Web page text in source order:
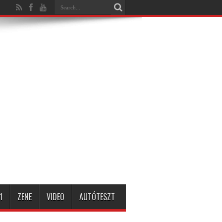
ZENE VIDEO AUTÓTESZT